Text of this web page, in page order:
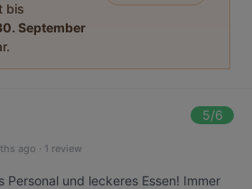
bis
September
5/6
ago · 1 review
Personal und leckeres Essen! Immer